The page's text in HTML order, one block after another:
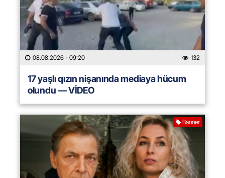
08.08.2026 - 09:20 132
17 yaşlı qızın nişanında mediaya hücum
olundu — VİDEO
Banner